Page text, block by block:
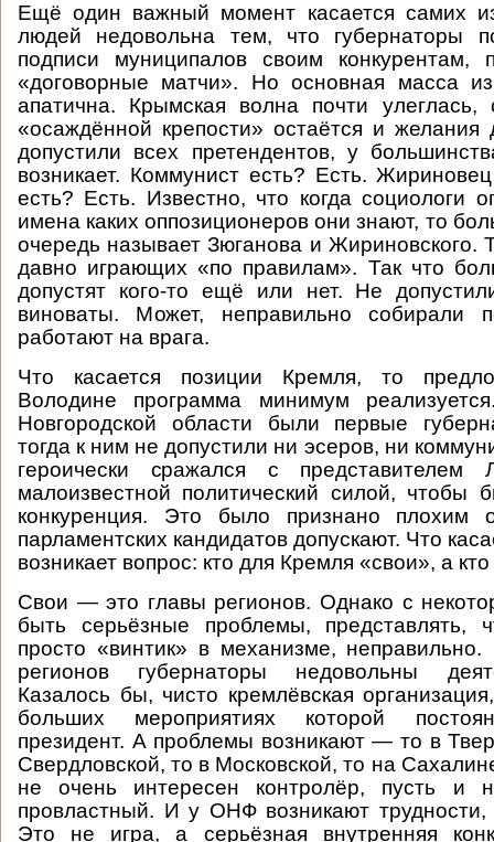
Ещё один важный момент касается самих
людей недовольна тем, что губернаторы
подписи муниципалов своим конкурентам,
«договорные матчи». Но основная масса
апатична. Крымская волна почти
«осаждённой крепости» остаётся и желания
допустили всех претендентов, у
возникает. Коммунист есть? Есть.
есть? Есть. Известно, что когда социологи
имена каких оппозиционеров они знают, то
очередь называет Зюганова и Жириновского.
давно играющих «по правилам». Так что
допустят кого-то ещё или нет. Не
виноваты. Может, неправильно собирали
работают на врага.
Что касается позиции Кремля, то
Володине программа минимум
Новгородской области были первые
тогда к ним не допустили ни эсеров, ни
героически сражался с
малоизвестной политический силой, чтобы
конкуренция. Это было признано плохим
парламентских кандидатов допускают. Что
возникает вопрос: кто для Кремля «свои», а
Свои — это главы регионов. Однако с
быть серьёзные проблемы, представлять,
просто «винтик» в механизме,
регионов губернаторы недовольны
Казалось бы, чисто кремлёвская
больших мероприятиях которой
президент. А проблемы возникают — то в
Свердловской, то в Московской, то на
не очень интересен контролёр, пусть и
провластный. И у ОНФ возникают
Это не игра, а серьёзная внутренняя